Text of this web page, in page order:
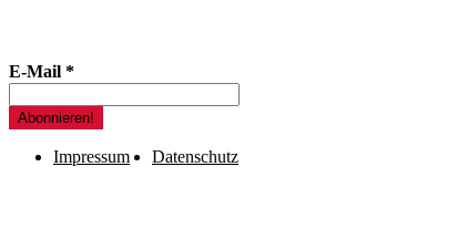
E-Mail *
Impressum Datenschutz